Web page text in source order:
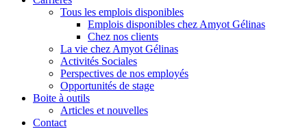
Tous les emplois disponibles
Emplois disponibles chez Amyot Gélinas
Chez nos clients
La vie chez Amyot Gélinas
Activités Sociales
Perspectives de nos employés
Opportunités de stage
Boite à outils
Articles et nouvelles
Contact